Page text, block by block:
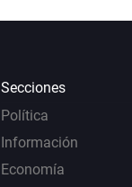
Secciones
Política
Información
Economía